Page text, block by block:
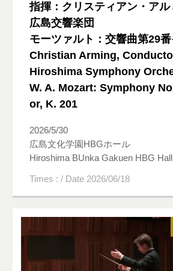
指揮：クリスティアン・アル
広島交響楽団
モーツァルト：交響曲第29
Christian Arming,
Hiroshima Symphony
W. A. Mozart: Symphony
or, K. 201
2026/5/30
広島文化学園HBGホール
Hiroshima BUnka Gakuen HBG Hall
Times : / Date 2026/06/18